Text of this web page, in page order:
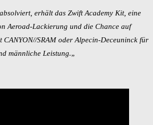
erhält das Zwift Academy Kit, eine
Aeroad-Lackierung und die Chance auf
CANYON//SRAM oder Alpecin-Deceuninck für
männliche Leistung.„